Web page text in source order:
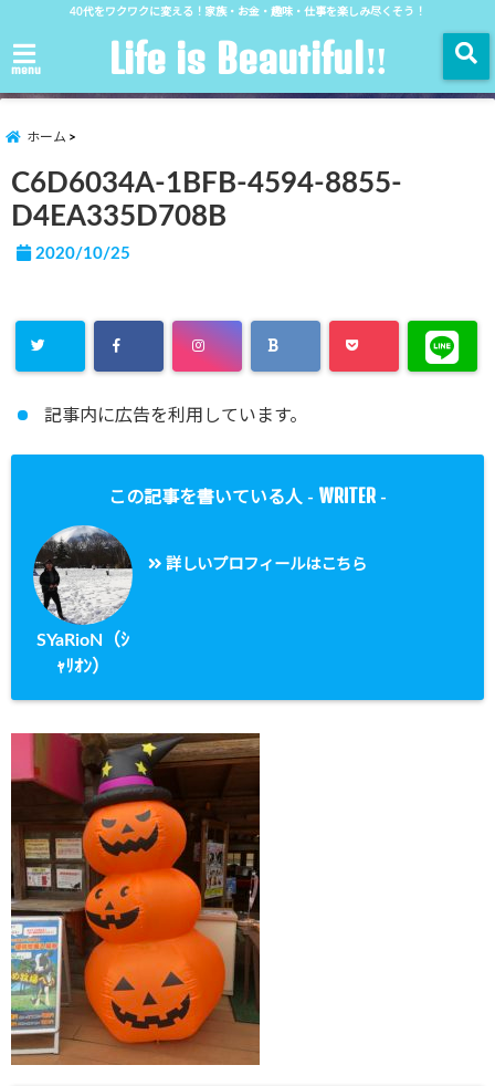
40代をワクワクに変える！家族・お金・趣味・仕事を楽しみ尽くそう！
menu Life is Beautiful‼︎
ホーム
C6D6034A-1BFB-4594-8855-
D4EA335D708B
2020/10/25
記事内に広告を利用しています。
この記事を書いている人 - WRITER -
SYaRioN（ｼ
ｬﾘｵﾝ）
詳しいプロフィールはこちら